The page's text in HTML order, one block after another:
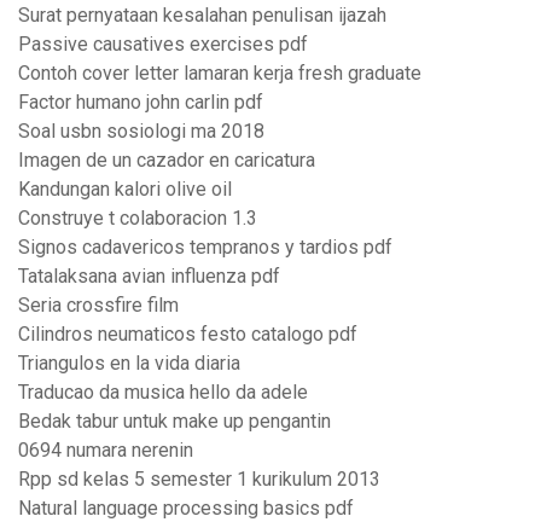
Surat pernyataan kesalahan penulisan ijazah
Passive causatives exercises pdf
Contoh cover letter lamaran kerja fresh graduate
Factor humano john carlin pdf
Soal usbn sosiologi ma 2018
Imagen de un cazador en caricatura
Kandungan kalori olive oil
Construye t colaboracion 1.3
Signos cadavericos tempranos y tardios pdf
Tatalaksana avian influenza pdf
Seria crossfire film
Cilindros neumaticos festo catalogo pdf
Triangulos en la vida diaria
Traducao da musica hello da adele
Bedak tabur untuk make up pengantin
0694 numara nerenin
Rpp sd kelas 5 semester 1 kurikulum 2013
Natural language processing basics pdf